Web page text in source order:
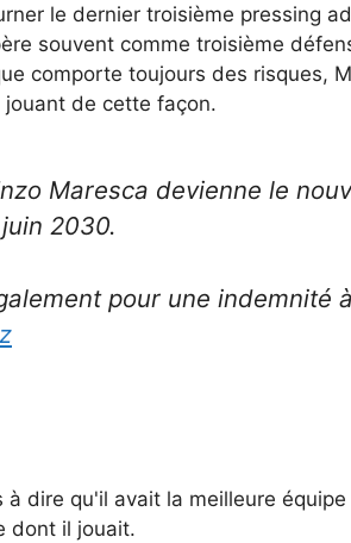
le dernier troisième pressing
souvent comme troisième
comporte toujours des risques,
de cette façon.
Maresca devienne le
2030.
pour une indemnité
dire qu'il avait la meilleure
dont il jouait.